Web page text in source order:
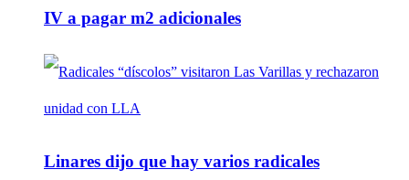
IV a pagar m2 adicionales
Linares dijo que hay varios radicales